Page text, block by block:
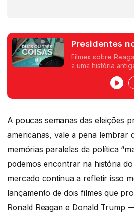
Presidentes
Filmes sobre
a uma história
televisão. Neste
de novos discos e
sobre a Apollo 13.
A poucas semanas das eleições
americanas, vale a pena lembrar
memórias paralelas da política
podemos encontrar na história
mercado continua a refletir isso
lançamento de dois filmes que
Ronald Reagan e Donald Trump